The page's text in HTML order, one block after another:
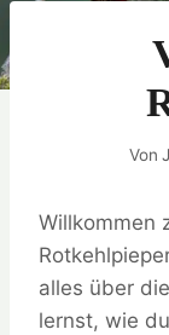
Von
Willkommen
alles über
lernst, wie